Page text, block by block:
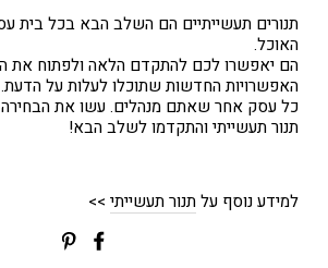
תנורים תעשייתיים הם השלב הבא בכל בית
האוכל.
הם יאפשרו לכם להתקדם הלאה ולפתוח
האפשרויות החדשות שתוכלו לעלות על הדעת.
כל עסק אחר שאתם מנהלים. עשו את הבחירה
תנור תעשייתי והתקדמו לשלב הבא!
למידע נוסף עלתנור תעשייתי >>
שתפי